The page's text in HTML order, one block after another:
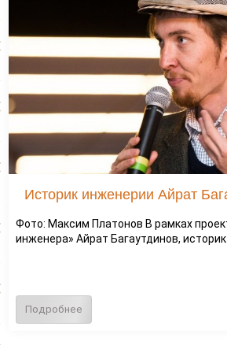
Историк инженерии Айрат
Фото: Максим Платонов В рамках
инженера» Айрат Багаутдинов,
Подробнее